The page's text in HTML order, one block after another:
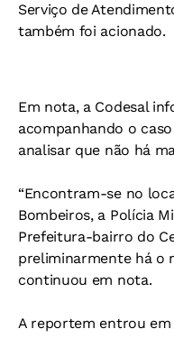
Serviço de
também foi acionado.
Em nota, a Codesal
acompanhando o
analisar que não há
“Encontram-se no
Bombeiros, a Polícia
Prefeitura-bairro do
preliminarmente há o
continuou em nota.
A reportem entrou